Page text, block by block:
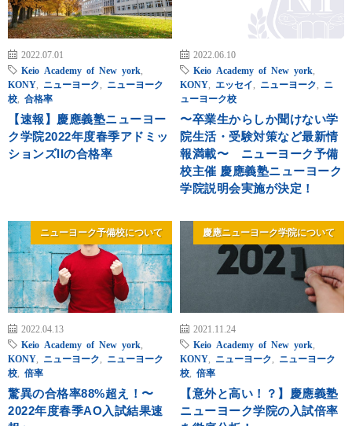
2022.07.01
Keio Academy of New york
KONY
ニューヨーク
ニューヨーク
校
合格率
【速報】慶應義塾ニューヨー
ク学院2022年度春季アドミッ
ションズIIの合格率
2022.06.10
Keio Academy of New york
KONY
エッセイ ニューヨーク
ニ
ューヨーク校
〜卒業生からしか聞けない学
院生活・受験対策など最新情
報満載〜 ニューヨーク予備
校主催 慶應義塾ニューヨーク
学院説明会実施が決定！
ニューヨーク予備校について
2022.04.13
Keio Academy of New york
KONY
ニューヨーク
ニューヨーク
校
倍率
驚異の合格率88%超え！〜
2022年度春季AO入試結果速
慶應ニューヨーク学院について
2021.11.24
Keio Academy of New york
KONY
ニューヨーク
ニューヨーク
校
倍率
【意外と高い！？】慶應義塾
ニューヨーク学院の入試倍率